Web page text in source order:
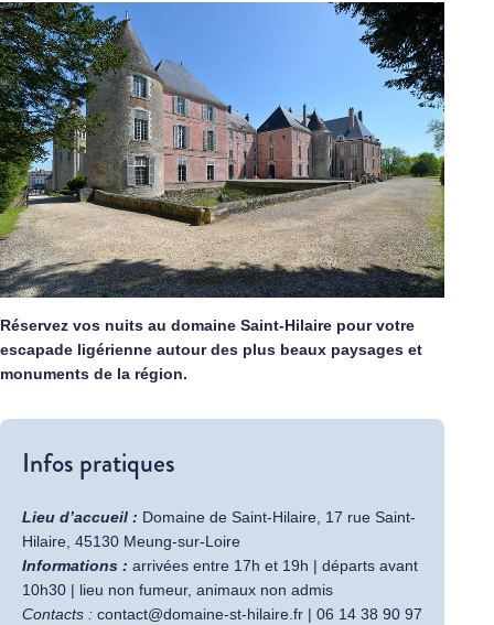
Réservez vos nuits au domaine Saint-Hilaire pour votre
escapade ligérienne autour des plus beaux paysages et
monuments de la région.
Infos pratiques
Lieu d’accueil : Domaine de Saint-Hilaire, 17 rue Saint-
Hilaire, 45130 Meung-sur-Loire
Informations : arrivées entre 17h et 19h | départs avant
10h30 | lieu non fumeur, animaux non admis
Contacts : contact@domaine-st-hilaire.fr | 06 14 38 90 97